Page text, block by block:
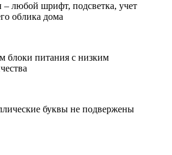
любой шрифт, подсветка, учет
облика дома
блоки питания с низким
буквы не подвержены